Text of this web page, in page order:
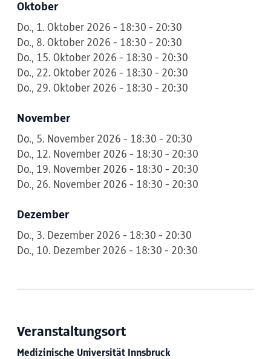
Oktober
Do., 1. Oktober 2026 - 18:30 - 20:30
Do., 8. Oktober 2026 - 18:30 - 20:30
Do., 15. Oktober 2026 - 18:30 - 20:30
Do., 22. Oktober 2026 - 18:30 - 20:30
Do., 29. Oktober 2026 - 18:30 - 20:30
November
Do., 5. November 2026 - 18:30 - 20:30
Do., 12. November 2026 - 18:30 - 20:30
Do., 19. November 2026 - 18:30 - 20:30
Do., 26. November 2026 - 18:30 - 20:30
Dezember
Do., 3. Dezember 2026 - 18:30 - 20:30
Do., 10. Dezember 2026 - 18:30 - 20:30
Veranstaltungsort
Medizinische Universität Innsbruck